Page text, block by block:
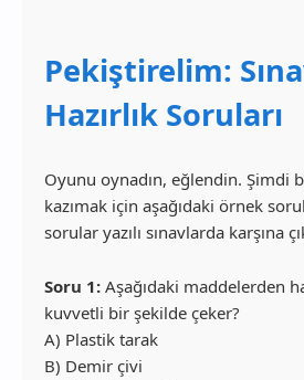
Pekiştirelim:
Hazırlık Soruları
Oyunu oynadın, eğlendin. Şimdi
kazımak için aşağıdaki örnek
sorular yazılı sınavlarda karşına
Soru 1: Aşağıdaki maddelerden
kuvvetli bir şekilde çeker?
A) Plastik tarak
B) Demir çivi